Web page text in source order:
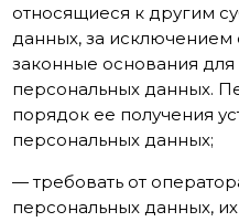
относящиеся к другим
данных, за исключением
законные основания для
персональных данных.
порядок ее получения
персональных данных;
— требовать от
персональных данных,